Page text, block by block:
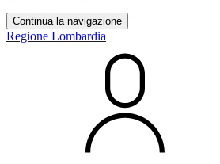
Continua la navigazione
Regione Lombardia